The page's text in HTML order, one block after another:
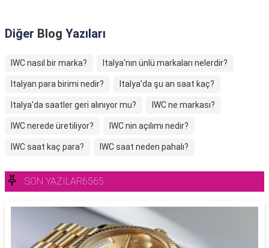
Diğer Blog Yazıları
IWC nasıl bir marka? Italya'nın ünlü markaları nelerdir?
Italyan para birimi nedir? Italya'da şu an saat kaç?
Italya'da saatler geri alınıyor mu? IWC ne markası?
IWC nerede üretiliyor? IWC nin açılımı nedir?
IWC saat kaç para? IWC saat neden pahalı?
SON YAZILAR6565